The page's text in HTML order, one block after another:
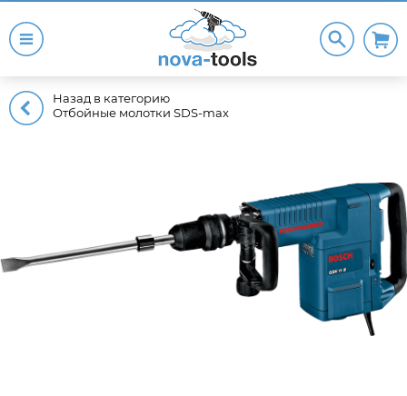
Назад в категорию
Отбойные молотки SDS-max